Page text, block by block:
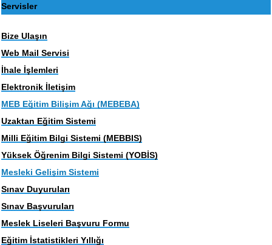
Servisler
Bize Ulaşın
Web Mail Servisi
İhale İşlemleri
Elektronik İletişim
MEB Eğitim Bilişim Ağı (MEBEBA)
Uzaktan Eğitim Sistemi
Milli Eğitim Bilgi Sistemi (MEBBIS)
Yüksek Öğrenim Bilgi Sistemi (YOBİS)
Mesleki Gelişim Sistemi
Sınav Duyuruları
Sınav Başvuruları
Meslek Liseleri Başvuru Formu
Eğitim İstatistikleri Yıllığı